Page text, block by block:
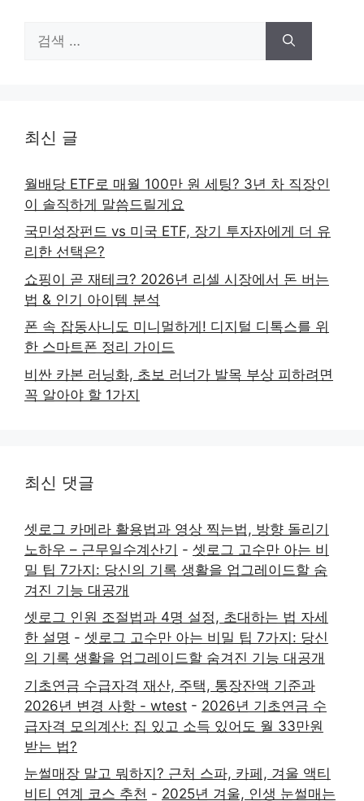
색:
최신 글
월배당 ETF로 매월 100만 원 세팅? 3년 차 직장인
이 솔직하게 말씀드릴게요
국민성장펀드 vs 미국 ETF, 장기 투자자에게 더 유
리한 선택은?
쇼핑이 곧 재테크? 2026년 리셀 시장에서 돈 버는
법 & 인기 아이템 분석
폰 속 잡동사니도 미니멀하게! 디지털 디톡스를 위
한 스마트폰 정리 가이드
비싼 카본 러닝화, 초보 러너가 발목 부상 피하려면
꼭 알아야 할 1가지
최신 댓글
셋로그 카메라 활용법과 영상 찍는법, 방향 돌리기
노하우 – 근무일수계산기 - 셋로그 고수만 아는 비
밀 팁 7가지: 당신의 기록 생활을 업그레이드할 숨
겨진 기능 대공개
셋로그 인원 조절법과 4명 설정, 초대하는 법 자세
한 설명 - 셋로그 고수만 아는 비밀 팁 7가지: 당신
의 기록 생활을 업그레이드할 숨겨진 기능 대공개
기초연금 수급자격 재산, 주택, 통장잔액 기준과
2026년 변경 사항 - wtest - 2026년 기초연금 수
급자격 모의계산: 집 있고 소득 있어도 월 33만원
받는 법?
눈썰매장 말고 뭐하지? 근처 스파, 카페, 겨울 액티
비티 연계 코스 추천 - 2025년 겨울, 인생 눈썰매는